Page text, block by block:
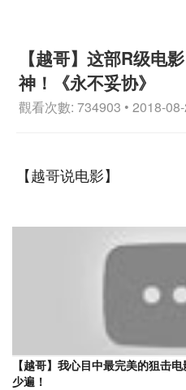
【越哥】这部R级电
神！《永不妥协》
觀看次數: 734903 • 2018-
【越哥说电影】
【越哥】我心目中最完美的狙击
少遍！